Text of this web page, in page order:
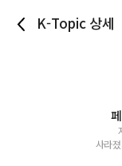
K-Topic 상세
사라